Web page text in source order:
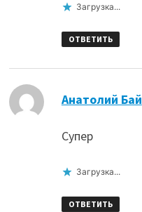
Загрузка...
ОТВЕТИТЬ
Анатолий Бай
Супер
Загрузка...
ОТВЕТИТЬ